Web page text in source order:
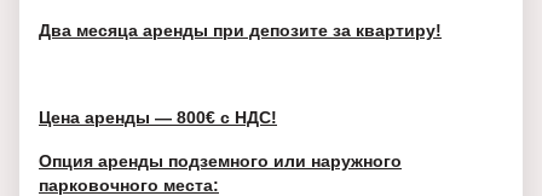
Два месяца аренды при депозите за квартиру!
Цена аренды — 800€ с НДС!
Опция аренды подземного или наружного
парковочного места: